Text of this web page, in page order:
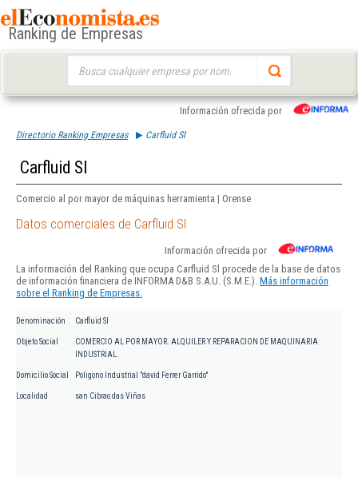
Ranking de Empresas
Información ofrecida por
Directorio Ranking Empresas Carfluid Sl
Carfluid Sl
Comercio al por mayor de máquinas herramienta | Orense
Datos comerciales de Carfluid Sl
Información ofrecida por
La información del Ranking que ocupa Carfluid Sl procede de la base de datos
de información financiera de INFORMA D&B S.A.U. (S.M.E.). Más información
sobre el Ranking de Empresas.
Denominación Carfluid Sl
Objeto Social
COMERCIO AL POR MAYOR. ALQUILER Y REPARACION DE MAQUINARIA
INDUSTRIAL.
Domicilio Social Poligono Industrial "david Ferrer Garrido"
Localidad san Cibrao das Viñas